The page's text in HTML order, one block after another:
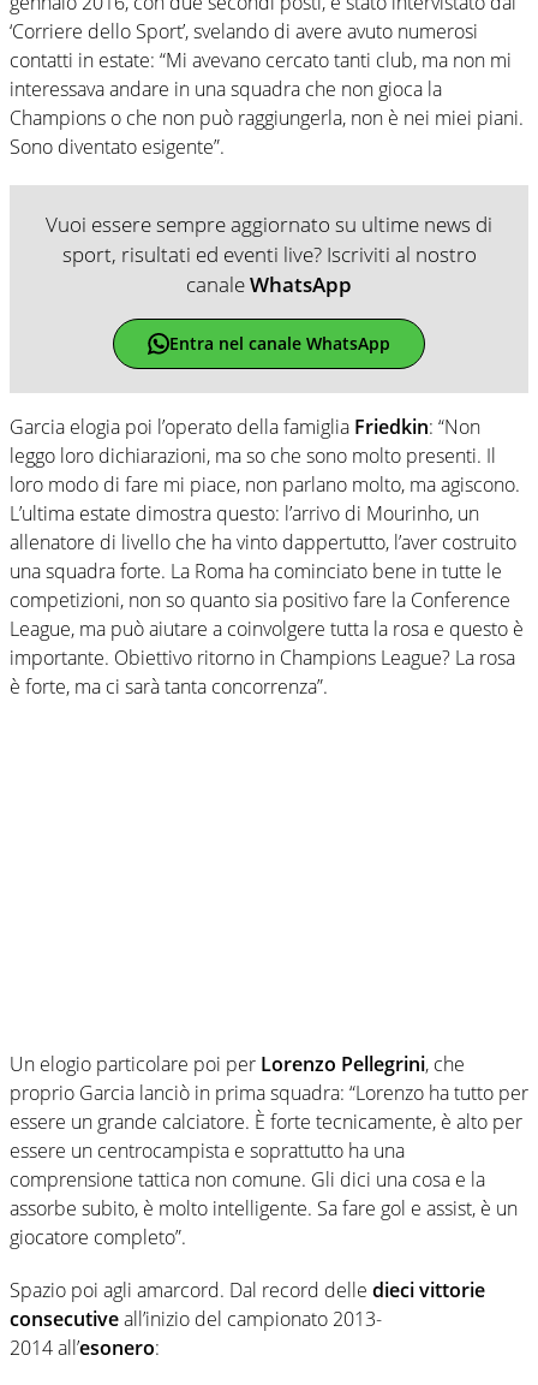
‘Corriere dello Sport’, svelando di avere avuto numerosi
contatti in estate: “Mi avevano cercato tanti club, ma non mi
interessava andare in una squadra che non gioca la
Champions o che non può raggiungerla, non è nei miei piani.
Sono diventato esigente”.
Vuoi essere sempre aggiornato su ultime news di
sport, risultati ed eventi live? Iscriviti al nostro
canaleWhatsApp
Entra nel canale WhatsApp
Garcia elogia poi l’operato della famiglia Friedkin: “Non
leggo loro dichiarazioni, ma so che sono molto presenti. Il
loro modo di fare mi piace, non parlano molto, ma agiscono.
L’ultima estate dimostra questo: l’arrivo di Mourinho, un
allenatore di livello che ha vinto dappertutto, l’aver costruito
una squadra forte. La Roma ha cominciato bene in tutte le
competizioni, non so quanto sia positivo fare la Conference
League, ma può aiutare a coinvolgere tutta la rosa e questo è
importante. Obiettivo ritorno in Champions League? La rosa
è forte, ma ci sarà tanta concorrenza”.
Un elogio particolare poi per Lorenzo Pellegrini, che
proprio Garcia lanciò in prima squadra: “Lorenzo ha tutto per
essere un grande calciatore. È forte tecnicamente, è alto per
essere un centrocampista e soprattutto ha una
comprensione tattica non comune. Gli dici una cosa e la
assorbe subito, è molto intelligente. Sa fare gol e assist, è un
giocatore completo”.
Spazio poi agli amarcord. Dal record delle dieci vittorie
consecutiveall’inizio del campionato 2013-
2014 all’esonero: